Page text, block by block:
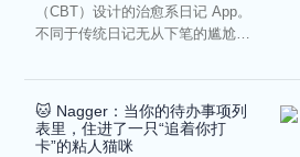
（CBT）设计的治愈系日记 App。
不同于传统日记无从下笔的尴尬，
🐱 Nagger：当你的待办事项列
表里，住进了一只“追着你打
卡”的粘人猫咪